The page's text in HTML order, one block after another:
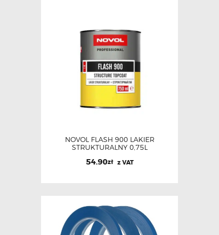
NOVOL FLASH 900 LAKIER
STRUKTURALNY 0,75L
54.90zł z VAT